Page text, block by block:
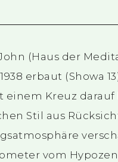
(Haus der
erbaut (Showa
Kreuz darauf
Stil aus
vom